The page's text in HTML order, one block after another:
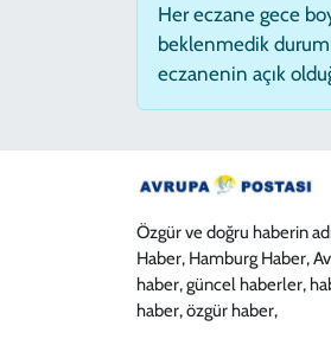
Her eczane gece
beklenmedik
eczanenin açık
Özgür ve doğru haberin
Haber, Hamburg Haber,
haber, güncel haberler,
haber, özgür haber,